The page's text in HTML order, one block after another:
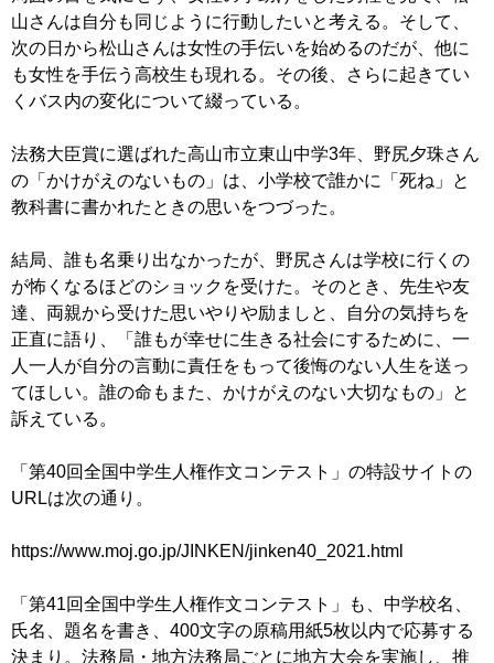
山さんは自分も同じように行動したいと考える。そして、
次の日から松山さんは女性の手伝いを始めるのだが、他に
も女性を手伝う高校生も現れる。その後、さらに起きてい
くバス内の変化について綴っている。
法務大臣賞に選ばれた高山市立東山中学3年、野尻夕珠さん
の「かけがえのないもの」は、小学校で誰かに「死ね」と
教科書に書かれたときの思いをつづった。
結局、誰も名乗り出なかったが、野尻さんは学校に行くの
が怖くなるほどのショックを受けた。そのとき、先生や友
達、両親から受けた思いやりや励ましと、自分の気持ちを
正直に語り、「誰もが幸せに生きる社会にするために、一
人一人が自分の言動に責任をもって後悔のない人生を送っ
てほしい。誰の命もまた、かけがえのない大切なもの」と
訴えている。
「第40回全国中学生人権作文コンテスト」の特設サイトの
URLは次の通り。
https://www.moj.go.jp/JINKEN/jinken40_2021.html
「第41回全国中学生人権作文コンテスト」も、中学校名、
氏名、題名を書き、400文字の原稿用紙5枚以内で応募する
決まり。法務局・地方法務局ごとに地方大会を実施し、推